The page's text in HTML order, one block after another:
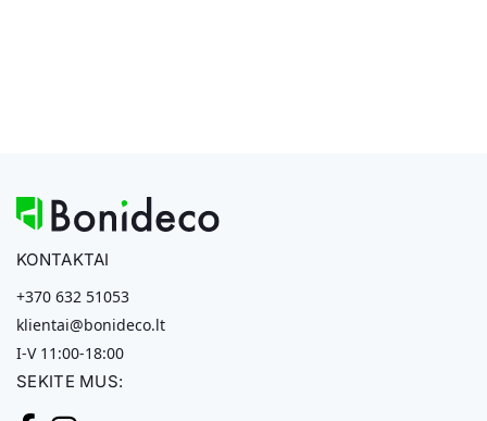
KONTAKTAI
+370 632 51053
klientai@bonideco.lt
I-V 11:00-18:00
SEKITE MUS: